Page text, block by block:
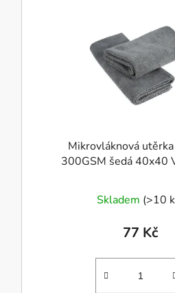
Mikrovláknová
300GSM šedá 40x40
5,0
z
Skladem (>10
77 Kč